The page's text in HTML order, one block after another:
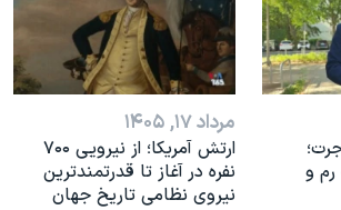
رم و
مرداد ۱۷, ۱۴۰۵
ارتش آمریکا؛ از نيرویی ۷۰۰
نفره در آغاز تا قدرتمندترین
نیروی نظامی تاریخ جهان